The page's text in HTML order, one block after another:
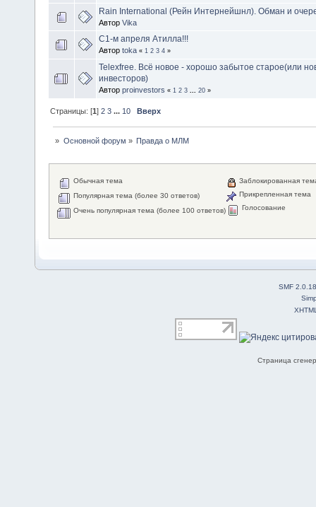
Rain International (Рейн Интернейшнл). Обман и
Автор Vika
С1-м апреля Атилла!!!
Автор toka « 1 2 3 4 »
Telexfree. Всё новое - хорошо забытое старое(или
инвесторов)
Автор proinvestors « 1 2 3 ... 20 »
Страницы: [1]2 3 ... 10 Вверх
» Основной форум » Правда о МЛМ
Обычная тема
Популярная тема (более 30 ответов)
Очень популярная тема (более 100 ответов)
Заблокированная
Прикрепленная тема
Голосование
SMF 2.0.18
Страница